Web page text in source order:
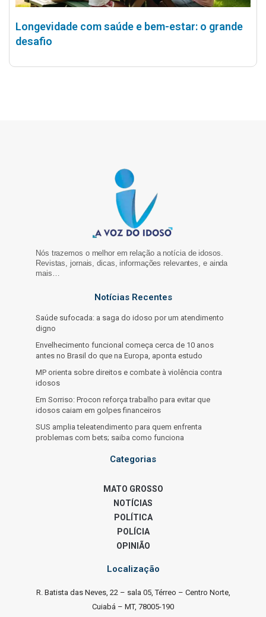
Longevidade com saúde e bem-estar: o grande
desafio
Nós trazemos o melhor em relação a notícia de idosos.
Revistas, jornais, dicas, informações relevantes, e ainda
mais…
Notícias Recentes
Saúde sufocada: a saga do idoso por um atendimento
digno
Envelhecimento funcional começa cerca de 10 anos
antes no Brasil do que na Europa, aponta estudo
MP orienta sobre direitos e combate à violência contra
idosos
Em Sorriso: Procon reforça trabalho para evitar que
idosos caiam em golpes financeiros
SUS amplia teleatendimento para quem enfrenta
problemas com bets; saiba como funciona
Categorias
MATO GROSSO
NOTÍCIAS
POLÍTICA
POLÍCIA
OPINIÃO
Localização
R. Batista das Neves, 22 – sala 05, Térreo – Centro Norte,
Cuiabá – MT, 78005-190